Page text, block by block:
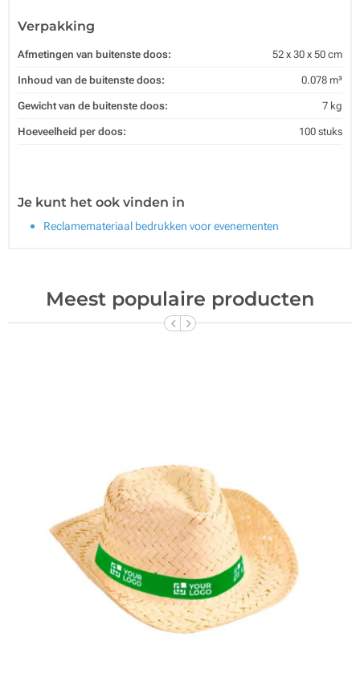
Verpakking
Afmetingen van buitenste doos: 52 x 30 x 50 cm
Inhoud van de buitenste doos: 0.078 m³
Gewicht van de buitenste doos: 7 kg
Hoeveelheid per doos: 100 stuks
Je kunt het ook vinden in
Reclamemateriaal bedrukken voor evenementen
Meest populaire producten